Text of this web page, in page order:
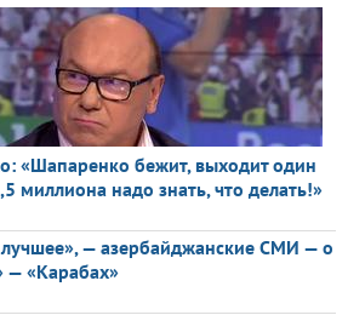
«Шапаренко бежит, выходит один
миллиона надо знать, что делать!»
— азербайджанские СМИ — о
— «Карабах»